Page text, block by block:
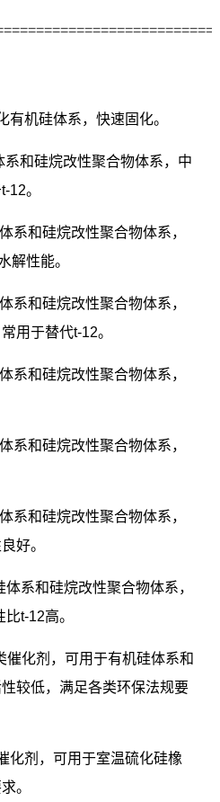
有机硅体系，快速固化。
和硅烷改性聚合物体系，中
12。
系和硅烷改性聚合物体系，
解性能。
系和硅烷改性聚合物体系，
用于替代t-12。
系和硅烷改性聚合物体系，
系和硅烷改性聚合物体系，
系和硅烷改性聚合物体系，
好。
系和硅烷改性聚合物体系，
t-12高。
催化剂，可用于有机硅体系和
较低，满足各类环保法规要
化剂，可用于室温硫化硅橡
。